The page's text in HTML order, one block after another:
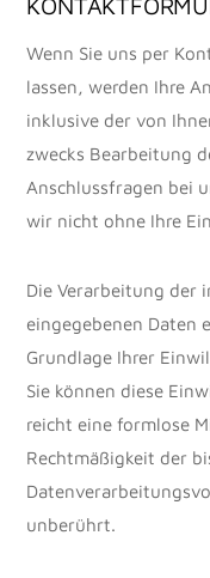
Wenn Sie uns per
lassen, werden Ihre
inklusive der von
zwecks Bearbeitung
Anschlussfragen bei
wir nicht ohne Ihre
Die Verarbeitung der
eingegebenen Daten
Grundlage Ihrer
Sie können diese
reicht eine formlose
Rechtmäßigkeit der
unberührt.